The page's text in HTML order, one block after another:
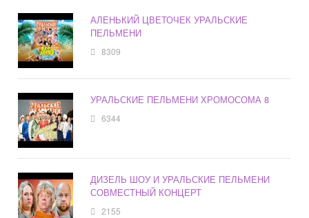
АЛЕНЬКИЙ ЦВЕТОЧЕК УРАЛЬСКИЕ
ПЕЛЬМЕНИ
8309
УРАЛЬСКИЕ ПЕЛЬМЕНИ ХРОМОСОМА 8
6344
ДИЗЕЛЬ ШОУ И УРАЛЬСКИЕ ПЕЛЬМЕНИ
СОВМЕСТНЫЙ КОНЦЕРТ
2155